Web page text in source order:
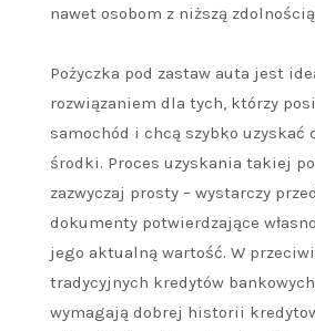
nawet osobom z niższą
Pożyczka pod zastaw auta jest
rozwiązaniem dla tych, którzy
samochód i chcą szybko uzyskać
środki. Proces uzyskania takiej
zazwyczaj prosty – wystarczy
dokumenty potwierdzające
jego aktualną wartość. W
tradycyjnych kredytów
wymagają dobrej historii